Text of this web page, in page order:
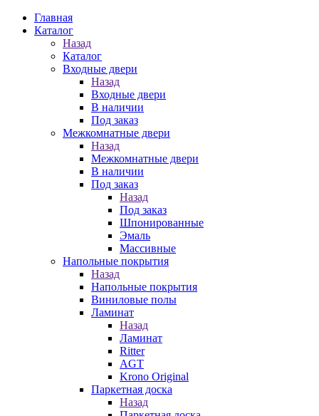
Главная
Каталог
Назад
Каталог
Входные двери
Назад
Входные двери
В наличии
Под заказ
Межкомнатные двери
Назад
Межкомнатные двери
В наличии
Под заказ
Назад
Под заказ
Шпонированные
Эмаль
Массивные
Напольные покрытия
Назад
Напольные покрытия
Виниловые полы
Ламинат
Назад
Ламинат
Ritter
AGT
Krono Original
Паркетная доска
Назад